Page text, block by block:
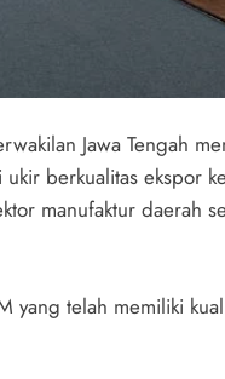
Jawa Tengah
berkualitas ekspor
manufaktur daerah
yang telah memiliki